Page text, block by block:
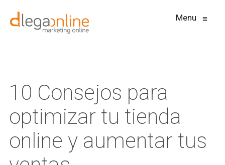
Menu ≡
10 Consejos para
optimizar tu tienda
online y aumentar tus